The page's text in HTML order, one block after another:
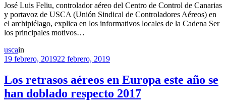
José Luis Feliu, controlador aéreo del Centro de Control de Canarias
y portavoz de USCA (Unión Sindical de Controladores Aéreos) en
el archipiélago, explica en los informativos locales de la Cadena Ser
los principales motivos…
uscain
19 febrero, 201922 febrero, 2019
Los retrasos aéreos en Europa este año se
han doblado respecto 2017